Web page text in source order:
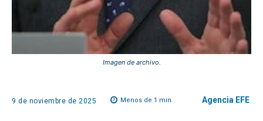
Imagen de archivo.
9 de noviembre de 2025 Menos de 1 min. Agencia EFE